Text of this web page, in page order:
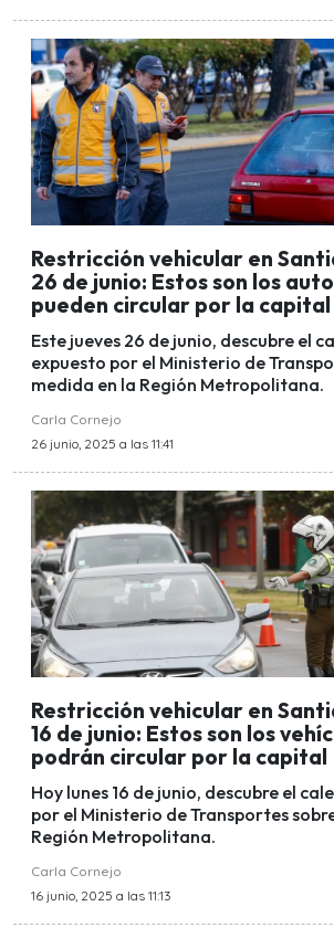
Restricción vehicular en
26 de junio: Estos son los
pueden circular por la capital
Este jueves 26 de junio, descubre el
expuesto por el Ministerio de
medida en la Región Metropolitana.
Carla Cornejo
26 junio, 2025 a las 11:41
Restricción vehicular en
16 de junio: Estos son los
podrán circular por la capital
Hoy lunes 16 de junio, descubre el
por el Ministerio de Transportes
Región Metropolitana.
Carla Cornejo
16 junio, 2025 a las 11:13